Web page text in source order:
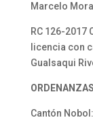
Marcelo
RC 126-2017
licencia con
Gualsaqui
Cantón